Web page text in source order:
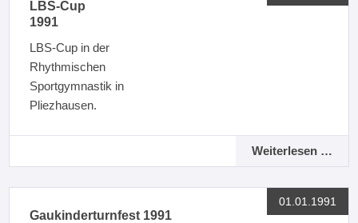
LBS-Cup
1991
LBS-Cup in der
Rhythmischen
Sportgymnastik in
Pliezhausen.
Weiterlesen …
01.01.1991
Gaukinderturnfest 1991